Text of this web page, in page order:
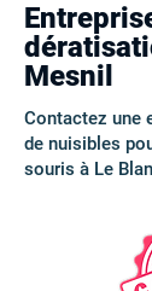
Mesnil
Contactez une
de nuisibles
souris à Le